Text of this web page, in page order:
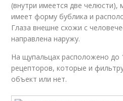
(внутри имеется две челюсти),
имеет форму бублика и
Глаза внешне схожи с
направлена наружу.
На щупальцах расположено до
рецепторов, которые и
объект или нет.